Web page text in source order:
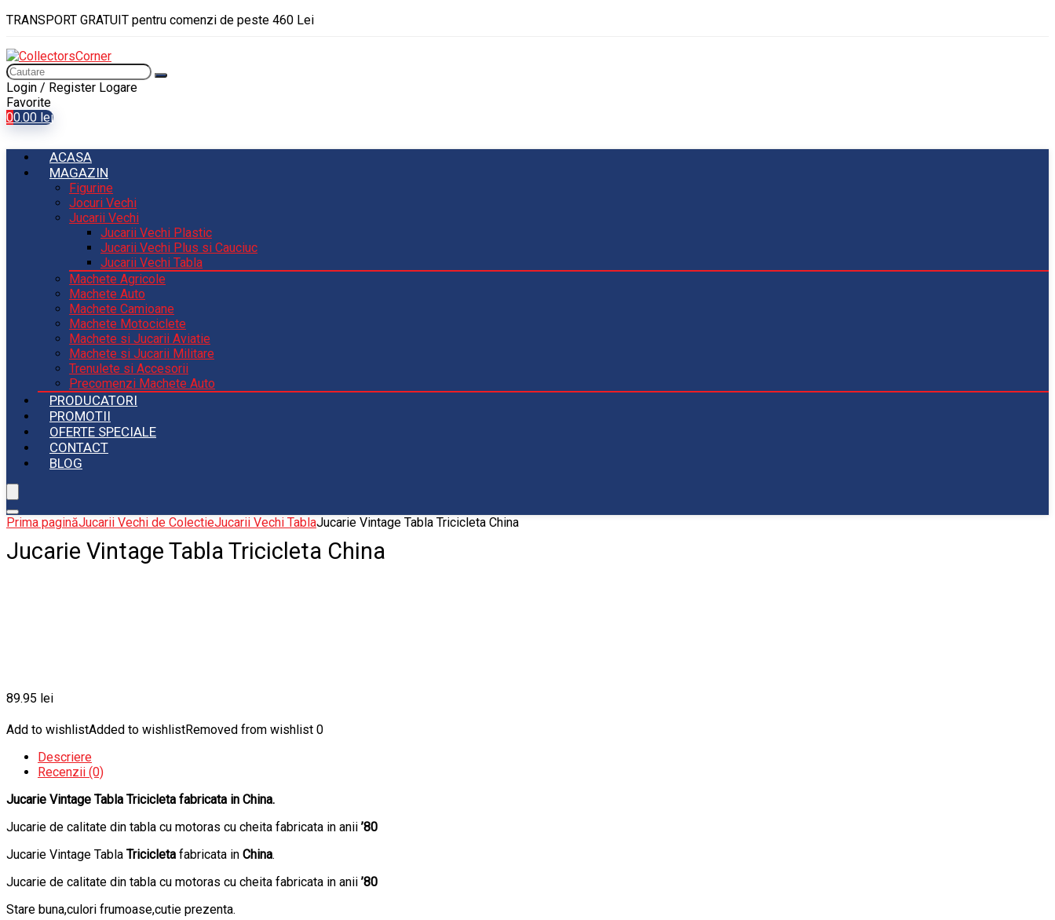
TRANSPORT GRATUIT pentru comenzi de peste 460 Lei
Login / Register Logare
Favorite
00.00 lei
ACASA
MAGAZIN
Figurine
Jocuri Vechi
Jucarii Vechi
Jucarii Vechi Plastic
Jucarii Vechi Plus si Cauciuc
Jucarii Vechi Tabla
Machete Agricole
Machete Auto
Machete Camioane
Machete Motociclete
Machete si Jucarii Aviatie
Machete si Jucarii Militare
Trenulete si Accesorii
Precomenzi Machete Auto
PRODUCATORI
PROMOTII
OFERTE SPECIALE
CONTACT
BLOG
Prima paginăJucarii Vechi de ColectieJucarii Vechi TablaJucarie Vintage Tabla Tricicleta China
Jucarie Vintage Tabla Tricicleta China
89.95 lei
Add to wishlistAdded to wishlistRemoved from wishlist 0
Descriere
Recenzii (0)
Jucarie Vintage Tabla Tricicleta fabricata in China.
Jucarie de calitate din tabla cu motoras cu cheita fabricata in anii ’80
Jucarie Vintage Tabla Tricicleta fabricata in China.
Jucarie de calitate din tabla cu motoras cu cheita fabricata in anii ’80
Stare buna,culori frumoase,cutie prezenta.